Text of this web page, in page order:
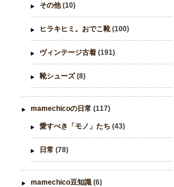
その他(10)
ヒラキヒミ。おでこ靴(100)
ヴィンテージ古着 (191)
靴シューズ(8)
mamechicoの日常 (117)
愛すべき「モノ」たち (43)
日常 (78)
mamechico豆知識 (6)